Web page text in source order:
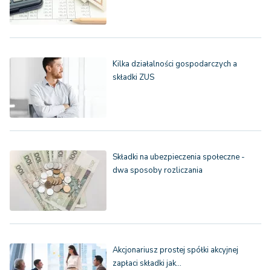
Kilka działalności gospodarczych a
składki ZUS
Składki na ubezpieczenia społeczne -
dwa sposoby rozliczania
Akcjonariusz prostej spółki akcyjnej
zapłaci składki jak…